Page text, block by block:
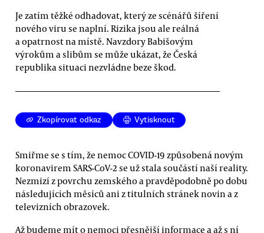
Je zatím těžké odhadovat, který ze scénářů šíření
nového viru se naplní. Rizika jsou ale reálná
a opatrnost na místě. Navzdory Babišovým
výrokům a slibům se může ukázat, že Česká
republika situaci nezvládne beze škod.
Zkopírovat odkaz Vytisknout
Smiřme se s tím, že nemoc COVID-19 způsobená novým
koronavirem SARS-CoV-2 se už stala součástí naší reality.
Nezmizí z povrchu zemského a pravděpodobně po dobu
následujících měsíců ani z titulních stránek novin a z
televizních obrazovek.
Až budeme mít o nemoci přesnější informace a až s ní